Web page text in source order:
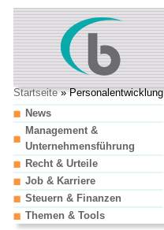
Startseite» Personalentwicklung
News
Management &
Unternehmensführung
Recht & Urteile
Job & Karriere
Steuern & Finanzen
Themen & Tools